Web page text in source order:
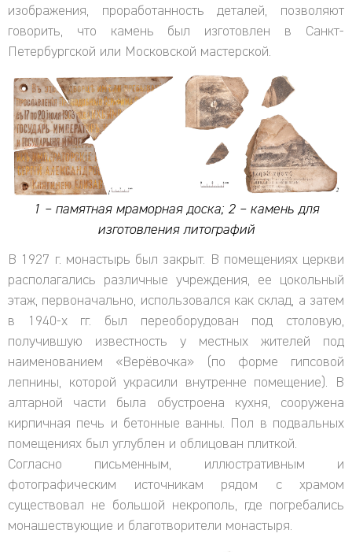
изображения, проработанность деталей, позволяют
говорить, что камень был изготовлен в Санкт-
Петербургской или Московской мастерской.
1 – памятная мраморная доска; 2 – камень для
изготовления литографий
В 1927 г. монастырь был закрыт. В помещениях церкви
располагались различные учреждения, ее цокольный
этаж, первоначально, использовался как склад, а затем
в 1940-х гг. был переоборудован под столовую,
получившую известность у местных жителей под
наименованием «Верёвочка» (по форме гипсовой
лепнины, которой украсили внутренне помещение). В
алтарной части была обустроена кухня, сооружена
кирпичная печь и бетонные ванны. Пол в подвальных
помещениях был углублен и облицован плиткой.
Согласно письменным, иллюстративным и
фотографическим источникам рядом с храмом
существовал не большой некрополь, где погребались
монашествующие и благотворители монастыря.